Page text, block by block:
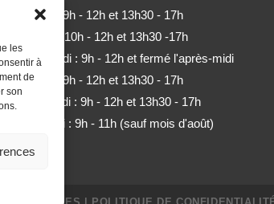
les
à
de
son
Lundi : 9h - 12h et 13h30 - 17h
Mardi : 10h - 12h et 13h30 -17h
Mercredi : 9h - 12h et fermé l'après-midi
Jeudi : 9h - 12h et 13h30 - 17h
Vendredi : 9h - 12h et 13h30 - 17h
Samedi : 9h - 11h (sauf mois d'août)